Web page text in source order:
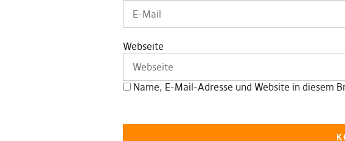
Webseite
Name, E-Mail-Adresse und Website in diesem